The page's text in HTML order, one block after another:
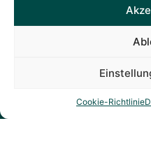
Cookie-Richtlinie